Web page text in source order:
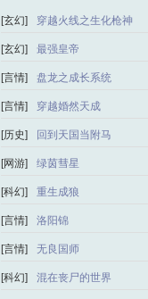
[玄幻] 穿越火线之生化枪神
[玄幻] 最强皇帝
[言情] 盘龙之成长系统
[言情] 穿越婚然天成
[历史] 回到天国当附马
[网游] 绿茵彗星
[科幻] 重生成狼
[言情] 洛阳锦
[言情] 无良国师
[科幻] 混在丧尸的世界